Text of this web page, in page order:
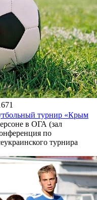
турнир «Крым
в ОГА (зал
по
турнира